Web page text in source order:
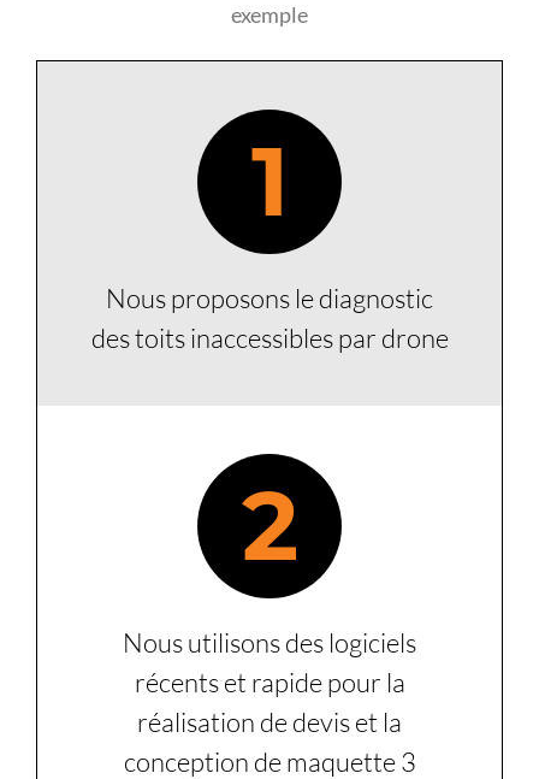
exemple
1
Nous proposons le diagnostic
des toits inaccessibles par drone
2
Nous utilisons des logiciels
récents et rapide pour la
réalisation de devis et la
conception de maquette 3